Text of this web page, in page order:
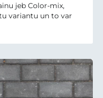
jeb Color-mix,
variantu un to var